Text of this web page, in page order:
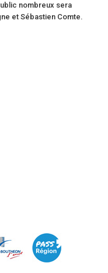
nombreux sera
et Sébastien Comte.